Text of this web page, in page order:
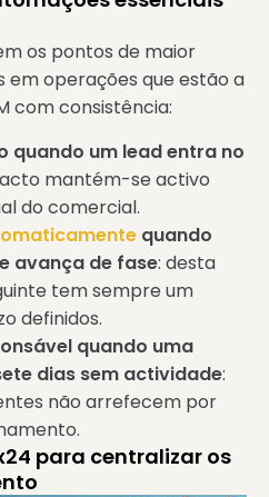
os pontos de maior
em operações que estão a
com consistência:
quando um lead entra no
mantém-se activo
do comercial.
quando
avança de fase: desta
tem sempre um
definidos.
quando uma
dias sem actividade:
não arrefecem por
para centralizar os